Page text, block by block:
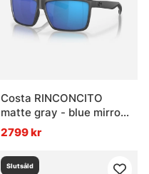
Costa RINCONCITO
matte gray - blue mirror
580G
2799 kr
Slutsåld